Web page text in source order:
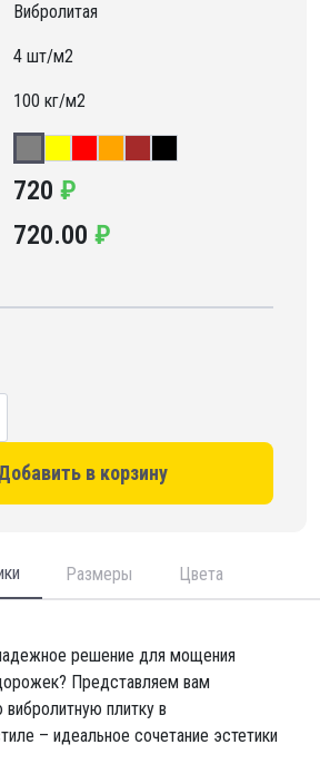
Вибролитая
4 шт/м2
100 кг/м2
720 ₽
720.00 ₽
в корзину
Размеры Цвета
решение для мощения
Представляем вам
плитку в
– идеальное сочетание эстетики